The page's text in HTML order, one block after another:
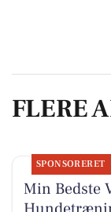
FLERE
SPONSORERET
Min Bedste